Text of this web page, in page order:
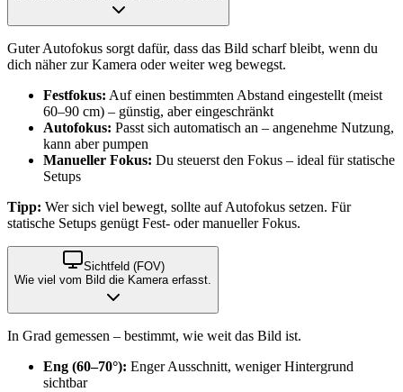
Guter Autofokus sorgt dafür, dass das Bild scharf bleibt, wenn du
dich näher zur Kamera oder weiter weg bewegst.
Festfokus: Auf einen bestimmten Abstand eingestellt (meist
60–90 cm) – günstig, aber eingeschränkt
Autofokus: Passt sich automatisch an – angenehme Nutzung,
kann aber pumpen
Manueller Fokus: Du steuerst den Fokus – ideal für statische
Setups
Tipp: Wer sich viel bewegt, sollte auf Autofokus setzen. Für
statische Setups genügt Fest- oder manueller Fokus.
Sichtfeld (FOV)
Wie viel vom Bild die Kamera erfasst.
In Grad gemessen – bestimmt, wie weit das Bild ist.
Eng (60–70°): Enger Ausschnitt, weniger Hintergrund
sichtbar